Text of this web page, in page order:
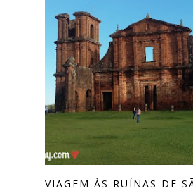
VIAGEM ÀS RUÍNAS DE